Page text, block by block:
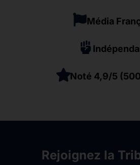
Média
Noté 4,9/5
Rejoignez la